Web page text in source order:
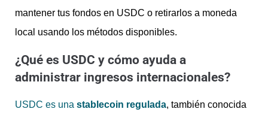
mantener tus fondos en USDC o retirarlos a moneda
local usando los métodos disponibles.
¿Qué es USDC y cómo ayuda a
administrar ingresos internacionales?
USDC es una stablecoin regulada, también conocida